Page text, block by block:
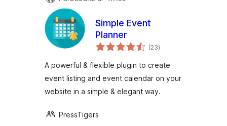
Simple Event
Planner
(23vērtējumu
kopsumma
)
A powerful & flexible plugin to create
event listing and event calendar on your
website in a simple & elegant way.
PressTigers